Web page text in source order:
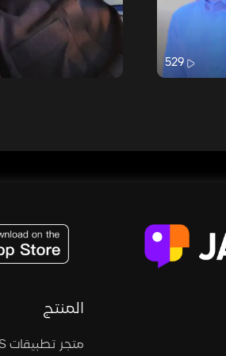
529
المنتج
متجر تطبيقات iOS